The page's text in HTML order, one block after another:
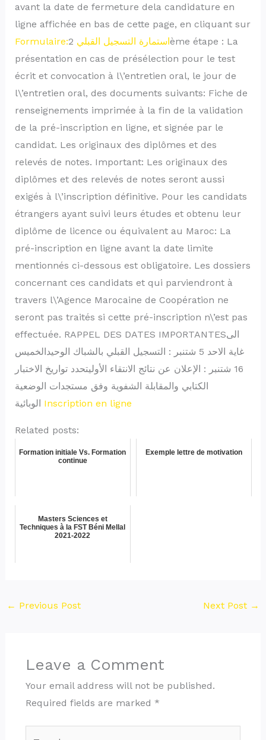
avant la date de fermeture dela candidature en
ligne affichée en bas de cette page, en cliquant sur
Formulaire:استمارة التسجيل القبلي 2ème étape : La
présentation en cas de présélection pour le test
écrit et convocation à l\’entretien oral, le jour de
l\’entretien oral, des documents suivants: Fiche de
renseignements imprimée à la fin de la validation
de la pré-inscription en ligne, et signée par le
candidat. Les originaux des diplômes et des
relevés de notes. Important: Les originaux des
diplômes et des relevés de notes seront aussi
exigés à l\’inscription définitive. Pour les candidats
étrangers ayant suivi leurs études et obtenu leur
diplôme de licence ou équivalent au Maroc: La
pré-inscription en ligne avant la date limite
mentionnés ci-dessous est obligatoire. Les dossiers
concernant ces candidats et qui parviendront à
travers l\’Agence Marocaine de Coopération ne
seront pas traités si cette pré-inscription n\’est pas
effectuée. RAPPEL DES DATES IMPORTANTESالى
غاية الاحد 5 شتنبر : التسجيل القبلي بالشباك الوحيدالخميس
16 شتنبر : الإعلان عن نتائج الانتقاء الأوليتحدد تواريخ الاختبار
الكتابي والمقابلة الشفوية وفق مستجدات الوضعية
Inscription en ligne
Related posts:
Formation initiale Vs. Formation
continue
Exemple lettre de motivation
Masters Sciences et
Techniques à la FST Béni Mellal
2021-2022
← Previous Post Next Post →
Leave a Comment
Your email address will not be published.
Required fields are marked *